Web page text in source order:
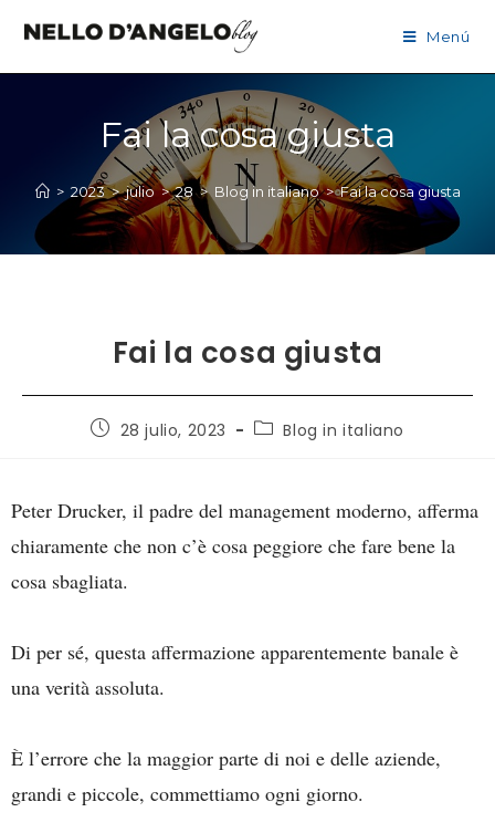
Menú
Fai la cosa giusta
> 2023 > julio > 28 > Blog in italiano > Fai la cosa giusta
Fai la cosa giusta
28 julio, 2023 Blog in italiano
Peter Drucker, il padre del management moderno, afferma
chiaramente che non c’è cosa peggiore che fare bene la
cosa sbagliata.
Di per sé, questa affermazione apparentemente banale è
una verità assoluta.
È l’errore che la maggior parte di noi e delle aziende,
grandi e piccole, commettiamo ogni giorno.